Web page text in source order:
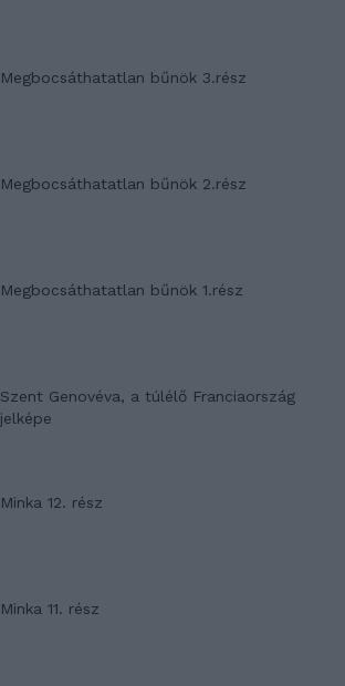
Megbocsáthatatlan bűnök 3.rész
Megbocsáthatatlan bűnök 2.rész
Megbocsáthatatlan bűnök 1.rész
Szent Genovéva, a túlélő Franciaország
jelképe
Minka 12. rész
Minka 11. rész